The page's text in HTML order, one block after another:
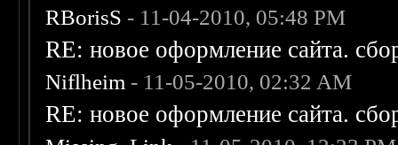
RBorisS - 11-04-2010, 05:48 PM
RE: новое оформление сайта.
Niflheim - 11-05-2010, 02:32 AM
RE: новое оформление сайта.